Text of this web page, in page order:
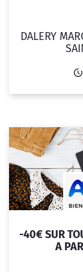
DALERY
-40€ SUR
A